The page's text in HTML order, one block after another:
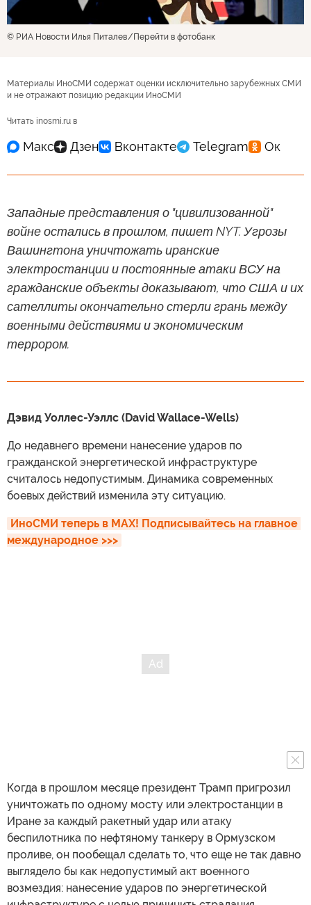
© РИА Новости Илья Питалев Перейти в фотобанк
Материалы ИноСМИ содержат оценки исключительно зарубежных СМИ
и не отражают позицию редакции ИноСМИ
Читать inosmi.ru в
Западные представления о "цивилизованной"
войне остались в прошлом, пишет NYT. Угрозы
Вашингтона уничтожать иранские
электростанции и постоянные атаки ВСУ на
гражданские объекты доказывают, что США и их
сателлиты окончательно стерли грань между
военными действиями и экономическим
террором.
Дэвид Уоллес-Уэллс (David Wallace-Wells)
До недавнего времени нанесение ударов по
гражданской энергетической инфраструктуре
считалось недопустимым. Динамика современных
боевых действий изменила эту ситуацию.
ИноСМИ теперь в MAX! Подписывайтесь на главное
международное >>>
Когда в прошлом месяце президент Трамп пригрозил
уничтожать по одному мосту или электростанции в
Иране за каждый ракетный удар или атаку
беспилотника по нефтяному танкеру в Ормузском
проливе, он пообещал сделать то, что еще не так давно
выглядело бы как недопустимый акт военного
возмездия: нанесение ударов по энергетической